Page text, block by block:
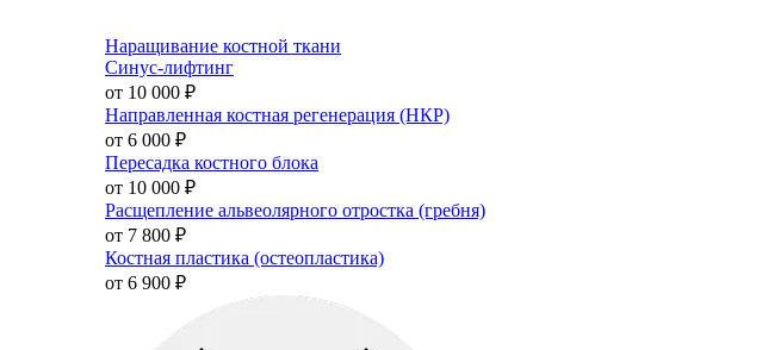
Наращивание костной ткани
Синус-лифтинг
от 10 000 ₽
Направленная костная регенерация (НКР)
от 6 000 ₽
Пересадка костного блока
от 10 000 ₽
Расщепление альвеолярного отростка (гребня)
от 7 800 ₽
Костная пластика (остеопластика)
от 6 900 ₽